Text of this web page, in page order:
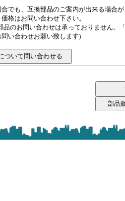
でも、互換部品のご案内が出来る場合
格はお問い合わせ下さい。
品のお問い合わせは承っておりません。
い合わせお願い致します)